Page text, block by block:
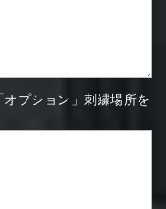
プション」刺繍場所を